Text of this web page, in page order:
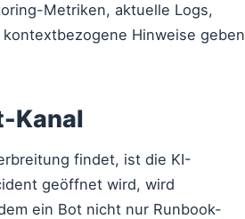
Metriken, aktuelle Logs,
Hinweise geben
Kanal
findet, ist die KI-
geöffnet wird, wird
ein Bot nicht nur Runbook-